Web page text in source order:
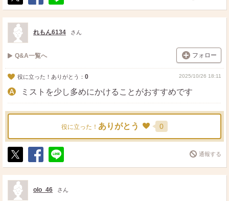
ポ
ス
ト
シ
ェ
送
る
れもん6134 さん
Q&A一覧へ フォロー
役に立った！ありがとう： 0 2025/10/26 18:11
ミストを少し多めにかけることがおすすめです
役に立った！ ありがとう 0
ポ
ス
ト
シ
ェ
送
る
通報する
olo_46 さん